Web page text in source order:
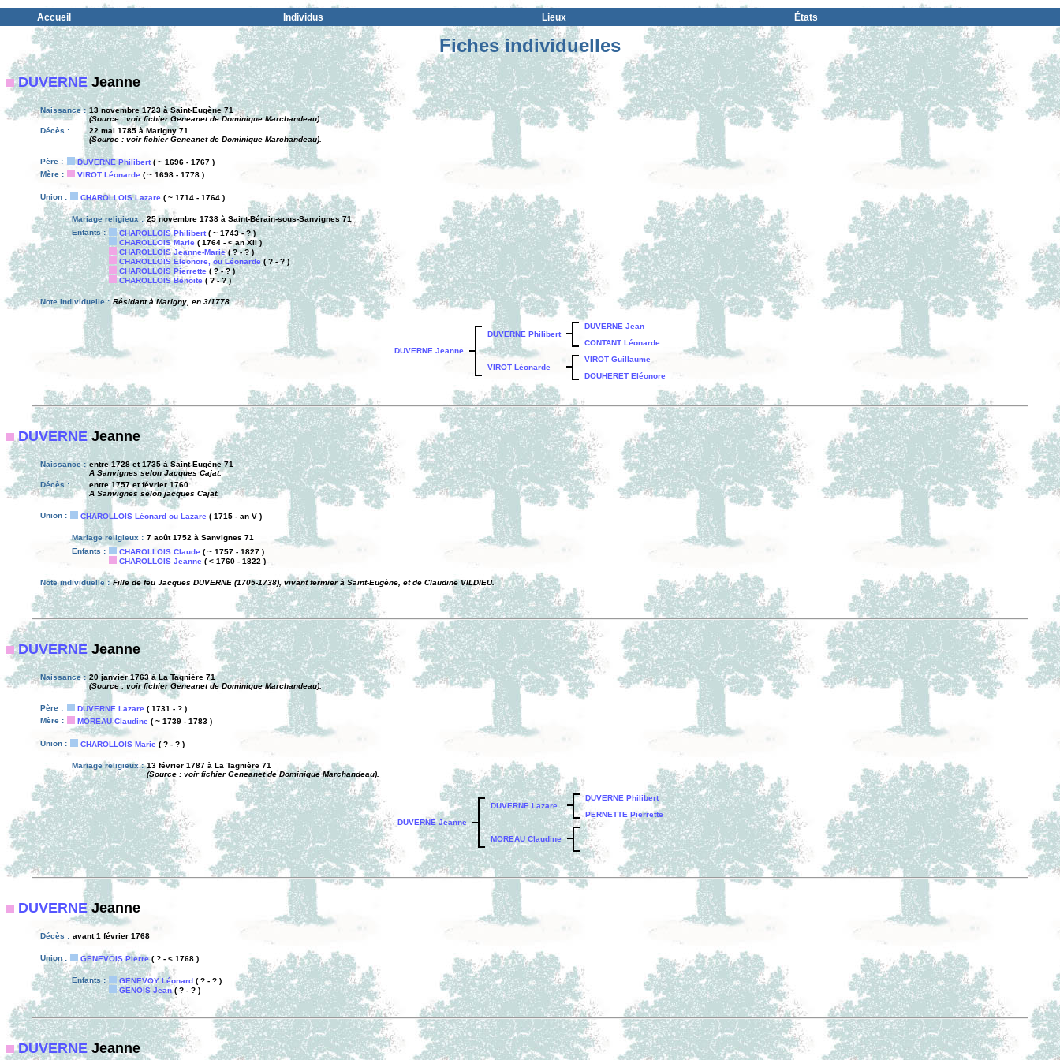
Accueil Individus Lieux États
Fiches individuelles
DUVERNE Jeanne
Naissance : 13 novembre 1723 à Saint-Eugène 71
(Source : voir fichier Geneanet de Dominique Marchandeau).
Décès :
22 mai 1785 à Marigny 71
(Source : voir fichier Geneanet de Dominique Marchandeau).
Père : DUVERNE Philibert( ~ 1696 - 1767 )
Mère :
VIROT Léonarde ( ~ 1698 - 1778 )
Union : CHAROLLOIS Lazare ( ~ 1714 - 1764 )
Mariage religieux : 25 novembre 1738 à Saint-Bérain-sous-Sanvignes 71
Enfants :
CHAROLLOIS Philibert( ~ 1743 - ? )
CHAROLLOIS Marie ( 1764 - < an XII )
CHAROLLOIS Jeanne-Marie( ? - ? )
CHAROLLOIS Eleonore, ou Léonarde( ? - ? )
CHAROLLOIS Pierrette ( ? - ? )
CHAROLLOIS Benoite ( ? - ? )
Note individuelle : Résidant à Marigny, en 3/1778.
DUVERNE Jeanne
DUVERNE Philibert
DUVERNE Jean
CONTANT Léonarde
VIROT Léonarde
VIROT Guillaume
DOUHERET Eléonore
DUVERNEJeanne
Naissance : entre 1728 et 1735 à Saint-Eugène 71
A Sanvignes selon Jacques Cajat.
Décès :
entre 1757 et février 1760
A Sanvignes selon jacques Cajat.
Union : CHAROLLOIS Léonard ou Lazare ( 1715 - an V )
Mariage religieux : 7 août 1752 à Sanvignes 71
Enfants :
CHAROLLOIS Claude ( ~ 1757 - 1827 )
CHAROLLOIS Jeanne ( < 1760 - 1822 )
Note individuelle : Fille de feu Jacques DUVERNE (1705-1738), vivant fermier à Saint-Eugène, et de Claudine VILDIEU.
DUVERNE Jeanne
Naissance : 20 janvier 1763 à La Tagnière 71
(Source : voir fichier Geneanet de Dominique Marchandeau).
Père : DUVERNE Lazare ( 1731 - ? )
Mère :
MOREAU Claudine ( ~ 1739 - 1783 )
Union : CHAROLLOIS Marie ( ? - ? )
Mariage religieux : 13 février 1787 à La Tagnière 71
(Source : voir fichier Geneanet de Dominique Marchandeau).
DUVERNE Jeanne
DUVERNE Lazare
DUVERNE Philibert
PERNETTE Pierrette
MOREAU Claudine
DUVERNEJeanne
Décès : avant 1 février 1768
Union : GENEVOIS Pierre( ? - < 1768 )
Enfants : GENEVOY Léonard ( ? - ? )
GENOIS Jean( ? - ? )
DUVERNEJeanne